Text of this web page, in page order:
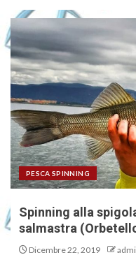
PESCA SPINNING
Spinning alla
salmastra
Dicembre 22, 2019